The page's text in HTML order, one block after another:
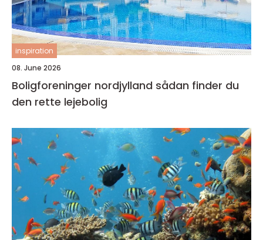
inspiration
08. June 2026
Boligforeninger nordjylland sådan finder du
den rette lejebolig